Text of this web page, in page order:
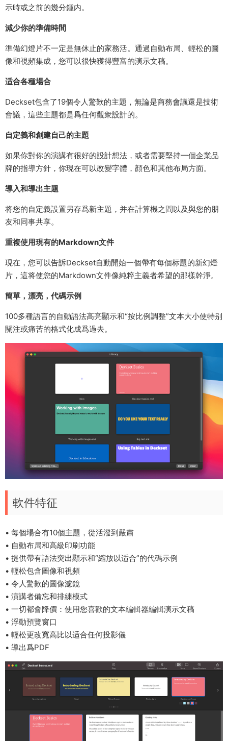
示時或之前的幾分鍾内。
減少你的準備時間
準備幻燈片不一定是無休止的家務活。通過自動布局、輕松的圖
像和視頻集成，您可以很快獲得豐富的演示文稿。
适合各種場合
Deckset包含了19個令人驚歎的主題，無論是商務會議還是技術
會議，這些主題都是爲任何觀衆設計的。
自定義和創建自己的主題
如果你對你的演講有很好的設計想法，或者需要堅持一個企業品
牌的指導方針，你現在可以改變字體，顔色和其他布局方面。
導入和導出主題
将您的自定義設置另存爲新主題，并在計算機之間以及與您的朋
友和同事共享。
重複使用現有的Markdown文件
現在，您可以告訴Deckset自動開始一個帶有每個标題的新幻燈
片，這将使您的Markdown文件像純粹主義者希望的那樣幹淨。
簡單，漂亮，代碼示例
100多種語言的自動語法高亮顯示和“按比例調整”文本大小使特别
關注或痛苦的格式化成爲過去。
軟件特征
• 每個場合有10個主題，從活潑到嚴肅
• 自動布局和高級印刷功能
• 提供帶有語法突出顯示和“縮放以适合”的代碼示例
• 輕松包含圖像和視頻
• 令人驚歎的圖像濾鏡
• 演講者備忘和排練模式
• 一切都會降價：使用您喜歡的文本編輯器編輯演示文稿
• 浮動預覽窗口
• 輕松更改寬高比以适合任何投影儀
• 導出爲PDF